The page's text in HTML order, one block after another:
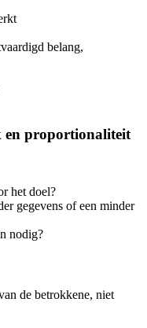
belang,
en proportionaliteit
het doel?
gegevens of een minder
nodig?
de betrokkene, niet